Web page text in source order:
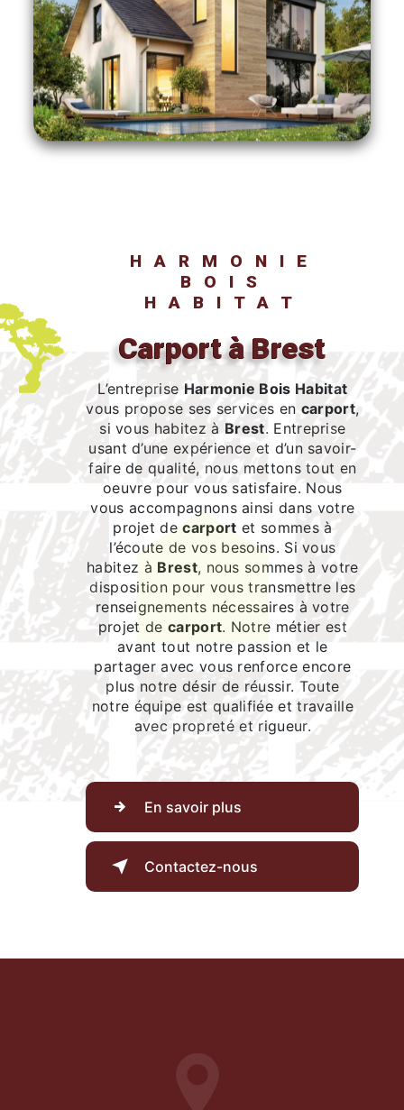
HARMONIE
BOIS
HABITAT
carport à Brest
L’entreprise Harmonie Bois Habitat
vous propose ses services en carport,
si vous habitez à Brest. Entreprise
usant d’une expérience et d’un savoir-
faire de qualité, nous mettons tout en
oeuvre pour vous satisfaire. Nous
vous accompagnons ainsi dans votre
projet decarport et sommes à
l’écoute de vos besoins. Si vous
habitez à Brest, nous sommes à votre
disposition pour vous transmettre les
renseignements nécessaires à votre
projet de carport. Notre métier est
avant tout notre passion et le
partager avec vous renforce encore
plus notre désir de réussir. Toute
notre équipe est qualifiée et travaille
avec propreté et rigueur.
En savoir plus
Contactez-nous